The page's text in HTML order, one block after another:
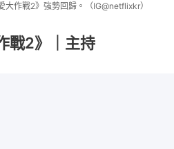
作戰2》強勢回歸。（IG@netflixkr）
戰2》｜主持